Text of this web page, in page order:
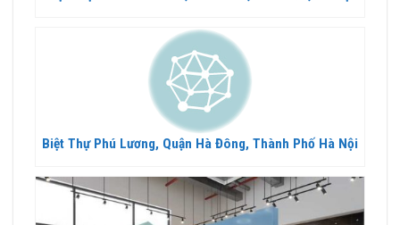
Biệt Thự Phú Lương, Quận Hà Đông, Thành Phố Hà Nội